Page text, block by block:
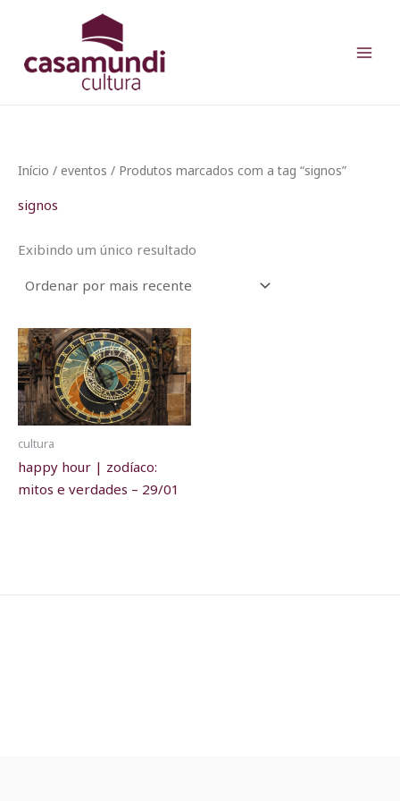
conteúdo
Início / eventos / Produtos marcados com a tag “signos”
signos
Exibindo um único resultado
cultura
happy hour | zodíaco:
mitos e verdades – 29/01